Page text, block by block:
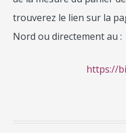
trouverez le lien sur la
Nord ou directement au :
https://